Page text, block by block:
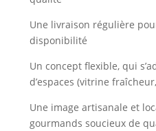
Une livraison régulière
disponibilité
Un concept flexible, qui
d’espaces (vitrine
Une image artisanale et
gourmands soucieux de